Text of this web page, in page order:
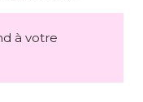
à votre